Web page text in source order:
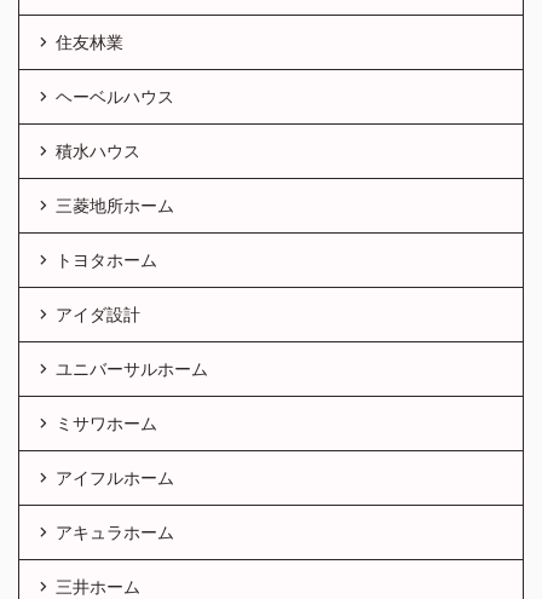
住友林業
ヘーベルハウス
積水ハウス
三菱地所ホーム
トヨタホーム
アイダ設計
ユニバーサルホーム
ミサワホーム
アイフルホーム
アキュラホーム
三井ホーム